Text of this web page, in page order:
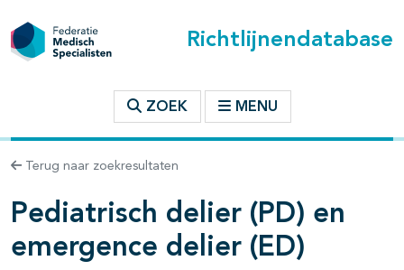
Richtlijnendatabase
ZOEK MENU
Terug naar zoekresultaten
Pediatrisch delier (PD) en
emergence delier (ED)
openklappen